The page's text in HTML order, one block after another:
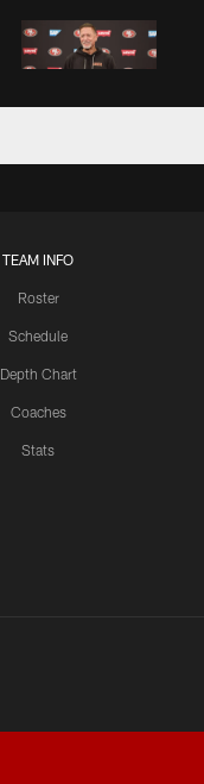
TEAM INFO
Roster
Schedule
Depth Chart
Coaches
Stats